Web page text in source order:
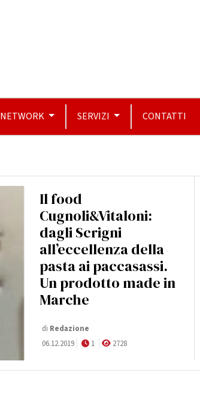
NETWORK SERVIZI CONTATTI
Il food
Cugnoli&Vitaloni:
dagli Scrigni
all’eccellenza della
pasta ai paccasassi.
Un prodotto made in
Marche
di Redazione
06.12.2019
1 2728